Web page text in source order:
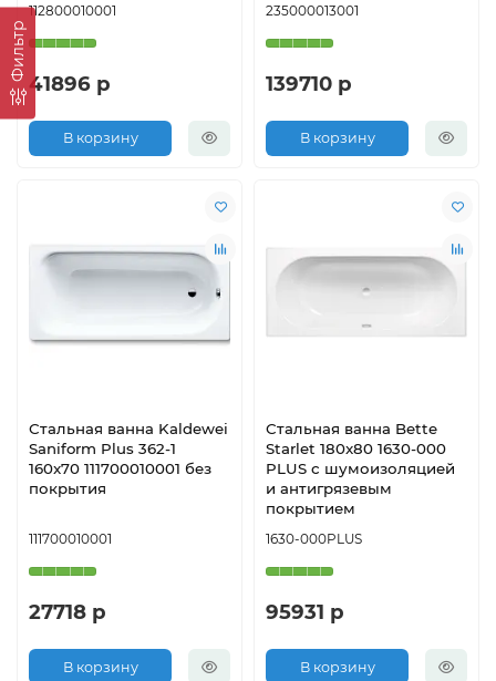
Фильтр
112800010001
41896 р
В корзину
235000013001
139710 р
В корзину
Стальная ванна Kaldewei
Saniform Plus 362-1
160x70 111700010001 без
покрытия
111700010001
27718 р
В корзину
Стальная ванна Bette
Starlet 180x80 1630-000
PLUS с шумоизоляцией
и антигрязевым
покрытием
1630-000PLUS
95931 р
В корзину